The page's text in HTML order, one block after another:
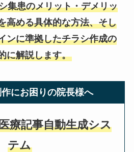
集患のメリット・デメリッ
高める具体的な方法、そし
ンに準拠したチラシ作成の
に解説します。
にお困りの院長様へ
療記事自動生成シス
テム